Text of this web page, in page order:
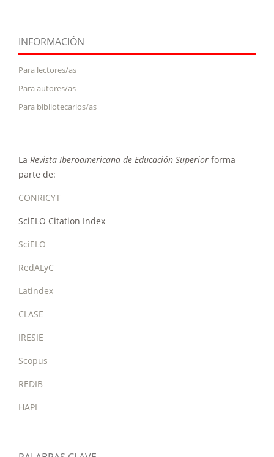
INFORMACIÓN
Para lectores/as
Para autores/as
Para bibliotecarios/as
La Revista Iberoamericana de Educación Superior forma
parte de:
CONRICYT
SciELO Citation Index
SciELO
RedALyC
Latindex
CLASE
IRESIE
Scopus
REDIB
HAPI